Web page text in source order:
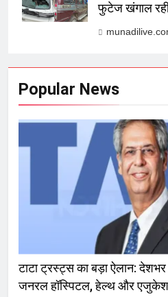
फुटेज खंगाल
Popular News
टाटा ट्रस्ट्स का बड़ा ऐलान:
जनरल हॉस्पिटल, हेल्थ और